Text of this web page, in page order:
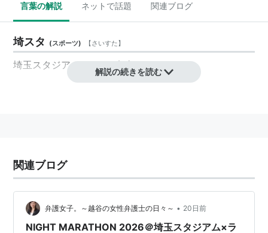
言葉の解説 ネットで話題 関連ブログ
埼スタ (スポーツ) 【さいすた】
埼玉スタジアム2002の略称。
解説の続きを読む
関連ブログ
弁護女子。～越谷の女性弁護士の日々～ • 20日前
NIGHT MARATHON 2026＠埼玉スタジアム×ラ